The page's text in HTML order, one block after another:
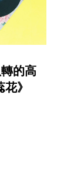
的高
》